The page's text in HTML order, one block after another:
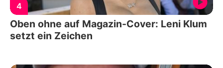
4
Oben ohne auf Magazin-Cover: Leni Klum
setzt ein Zeichen